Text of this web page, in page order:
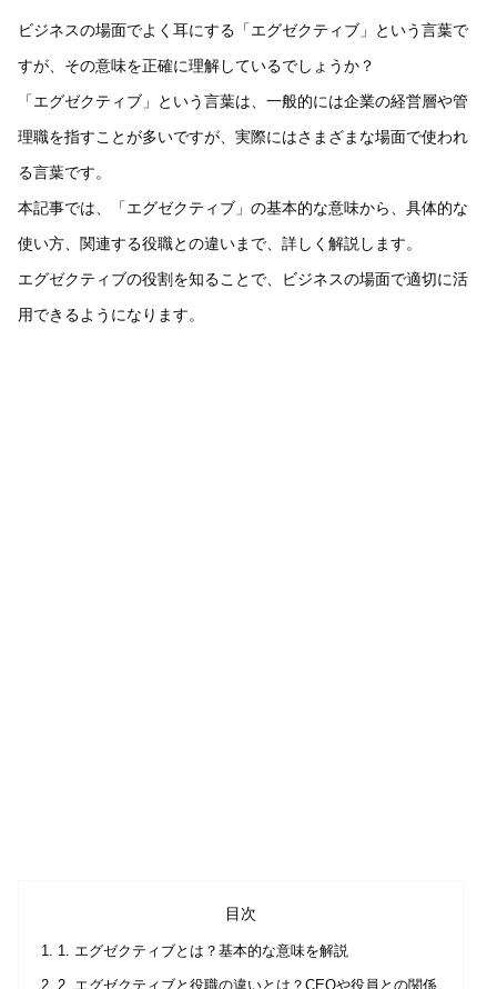
ビジネスの場面でよく耳にする「エグゼクティブ」という言葉で
すが、その意味を正確に理解しているでしょうか？
「エグゼクティブ」という言葉は、一般的には企業の経営層や管
理職を指すことが多いですが、実際にはさまざまな場面で使われ
る言葉です。
本記事では、「エグゼクティブ」の基本的な意味から、具体的な
使い方、関連する役職との違いまで、詳しく解説します。
エグゼクティブの役割を知ることで、ビジネスの場面で適切に活
用できるようになります。
目次
1. エグゼクティブとは？基本的な意味を解説
2. エグゼクティブと役職の違いとは？CEOや役員との関係